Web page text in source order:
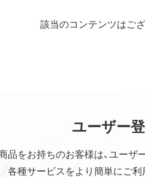
該当のコンテンツはござ
ユーザー
品をお持ちのお客様は、ユーザ
各種サービスをより簡単にご利